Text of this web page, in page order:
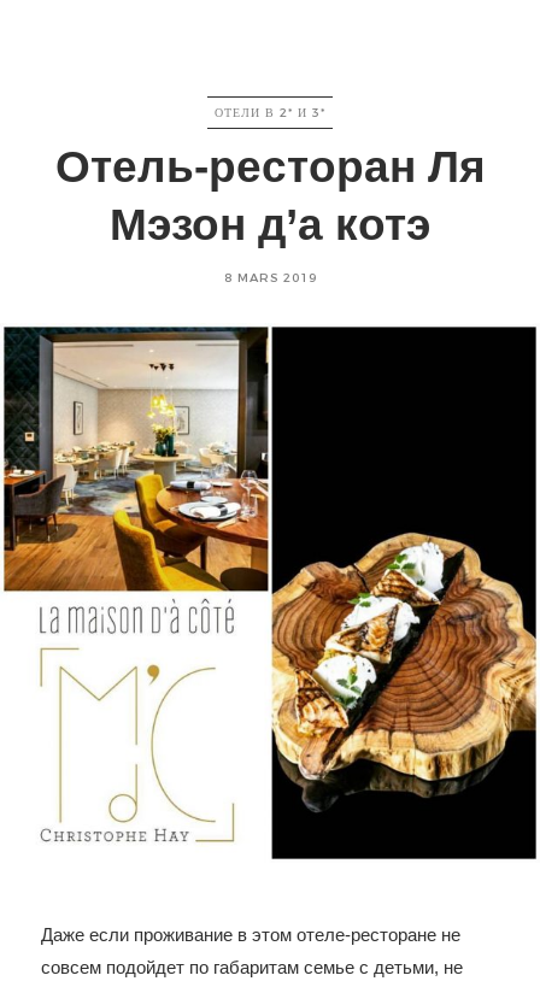
CATEGORIES
ОТЕЛИ В 2* И 3*
Отель-ресторан Ля
Мэзон д’а котэ
Posted
8 MARS 2019
Даже если проживание в этом отеле-ресторане не
совсем подойдет по габаритам семье с детьми, не